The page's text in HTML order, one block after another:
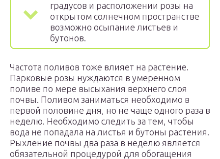
градусов и расположении розы на
открытом солнечном пространстве
возможно осыпание листьев и
бутонов.
Частота поливов тоже влияет на растение.
Парковые розы нуждаются в умеренном
поливе по мере высыхания верхнего слоя
почвы. Поливом заниматься необходимо в
первой половине дня, но не чаще одного раза в
неделю. Необходимо следить за тем, чтобы
вода не попадала на листья и бутоны растения.
Рыхление почвы два раза в неделю является
обязательной процедурой для обогащения